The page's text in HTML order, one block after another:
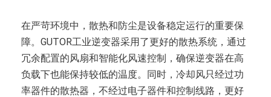
在严苛环境中，散热和防尘是设备稳定运行的重要保
障。GUTOR工业逆变器采用了更好的散热系统，通过
冗余配置的风扇和智能化风速控制，确保逆变器在高
负载下也能保持较低的温度。同时，冷却风只经过功
率器件的散热器，不经过电子器件和控制线路，更好